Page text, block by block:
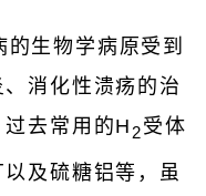
生物学病原受到
消化性溃疡的治
去常用的H 2受体
及硫糖铝等，虽